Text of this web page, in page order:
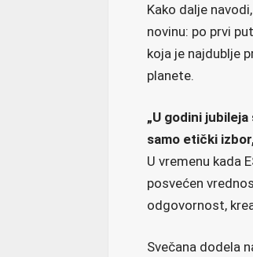
Kako dalje
novinu: po prvi
koja je najdublje
planete.
„U godini
samo etički
U vremenu kada
posvećen
odgovornost,
Svečana dodela